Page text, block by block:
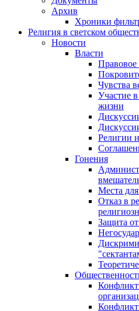
Архив
Хроники
Религия в светском
Новости
Власти
Правовое
Чувства
Участие
жизни
Религии
Гонения
Места
Отказ в
Защита